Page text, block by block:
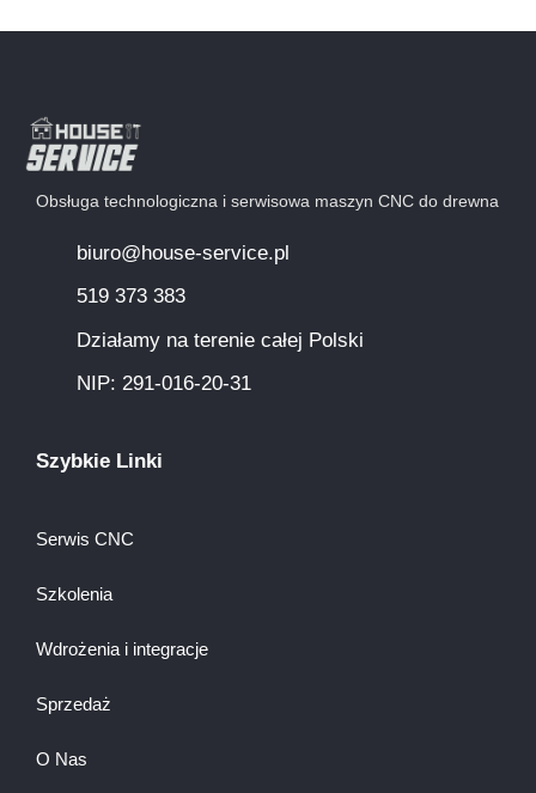
Obsługa technologiczna i serwisowa maszyn CNC do drewna
biuro@house-service.pl
519 373 383
Działamy na terenie całej Polski
NIP: 291-016-20-31​
Szybkie Linki
Serwis CNC
Szkolenia
Wdrożenia i integracje
Sprzedaż
O Nas